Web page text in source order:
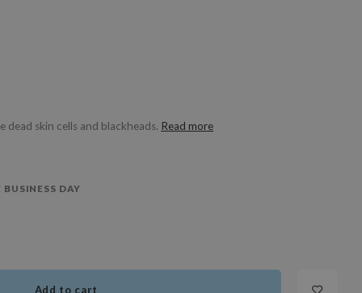
skin cells and blackheads. Read more
DAY
Add to cart